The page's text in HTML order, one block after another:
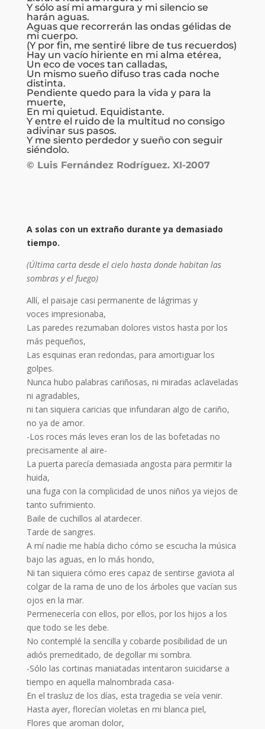
Y sólo así mi amargura y mi silencio se
harán aguas.
Aguas que recorrerán las ondas gélidas de
mi cuerpo.
(Y por fin, me sentiré libre de tus recuerdos)
Hay un vacío hiriente en mi alma etérea,
Un eco de voces tan calladas,
Un mismo sueño difuso tras cada noche
distinta.
Pendiente quedo para la vida y para la
muerte,
En mi quietud. Equidistante.
Y entre el ruido de la multitud no consigo
adivinar sus pasos.
Y me siento perdedor y sueño con seguir
siéndolo.
© Luis Fernández Rodríguez. XI-2007
A solas con un extraño durante ya demasiado
tiempo.
(Última carta desde el cielo hasta donde habitan las
sombras y el fuego)
Allí, el paisaje casi permanente de lágrimas y
voces impresionaba,
Las paredes rezumaban dolores vistos hasta por los
más pequeños,
Las esquinas eran redondas, para amortiguar los
golpes.
Nunca hubo palabras cariñosas, ni miradas aclaveladas
ni agradables,
ni tan siquiera caricias que infundaran algo de cariño,
no ya de amor.
-Los roces más leves eran los de las bofetadas no
precisamente al aire-
La puerta parecía demasiada angosta para permitir la
huida,
una fuga con la complicidad de unos niños ya viejos de
tanto sufrimiento.
Baile de cuchillos al atardecer.
Tarde de sangres.
A mí nadie me había dicho cómo se escucha la música
bajo las aguas, en lo más hondo,
Ni tan siquiera cómo eres capaz de sentirse gaviota al
colgar de la rama de uno de los árboles que vacían sus
ojos en la mar.
Permenecería con ellos, por ellos, por los hijos a los
que todo se les debe.
No contemplé la sencilla y cobarde posibilidad de un
adiós premeditado, de degollar mi sombra.
-Sólo las cortinas maniatadas intentaron suicidarse a
tiempo en aquella malnombrada casa-
En el trasluz de los días, esta tragedia se veía venir.
Hasta ayer, florecían violetas en mi blanca piel,
Flores que aroman dolor,